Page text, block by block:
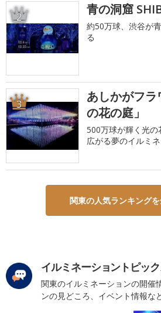
2 青の洞窟
約50万球、渋谷が
る
3
あしかがフ
の花の庭」
500万球が輝く光
広がる夢のイルミ
関東の人気ランキング
イルミネーショントピック
関東のイルミネーションの開催
ンの見どころ、イベント情報な